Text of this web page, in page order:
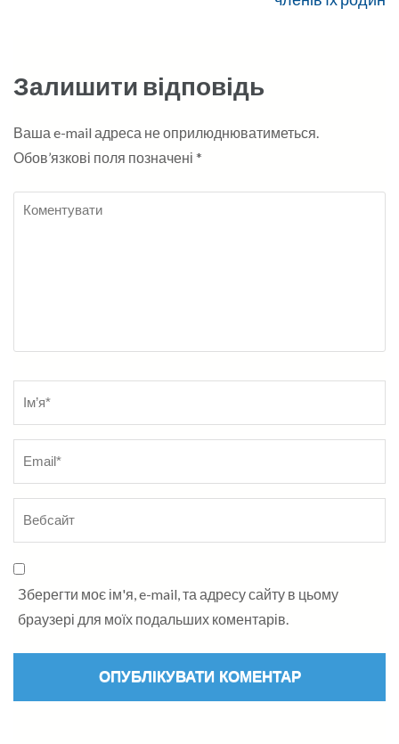
Залишити відповідь
Ваша e-mail адреса не оприлюднюватиметься.
Обов’язкові поля позначені *
Коментувати
Зберегти моє ім'я, e-mail, та адресу сайту в цьому
браузері для моїх подальших коментарів.